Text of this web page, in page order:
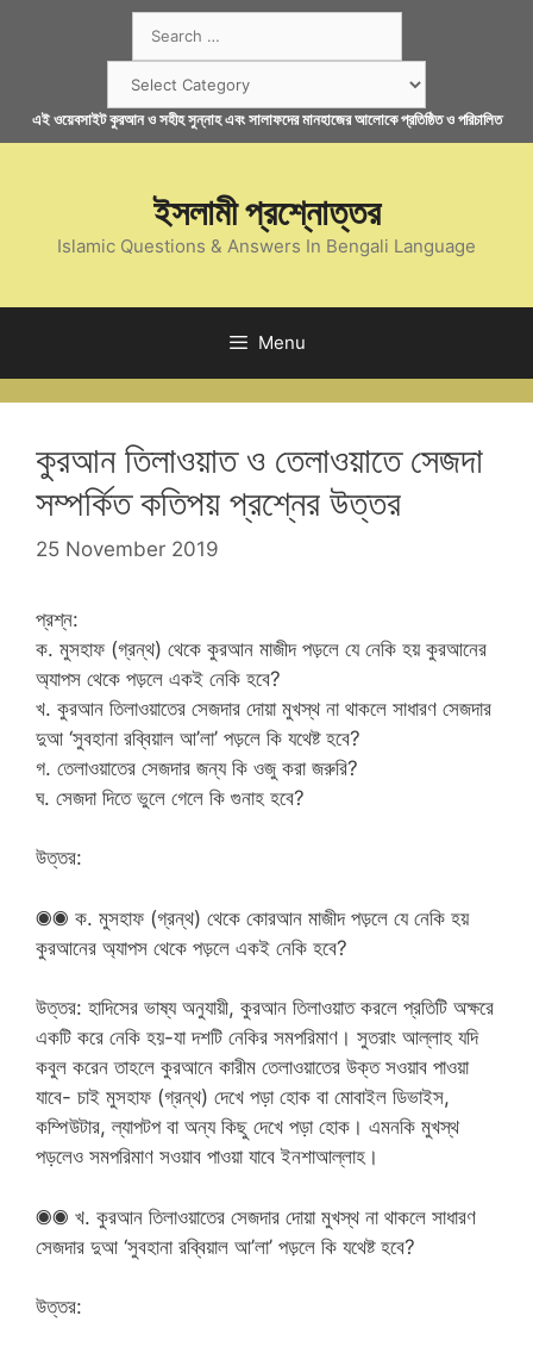
for:
এই ওয়েবসাইট কুরআন ও সহীহ সুন্নাহ এবং সালাফদের মানহাজের আলোকে প্রতিষ্ঠিত ও পরিচালিত
ইসলামী প্রশ্নোত্তর
Islamic Questions & Answers In Bengali Language
Menu
কুরআন তিলাওয়াত ও তেলাওয়াতে সেজদা
সম্পর্কিত কতিপয় প্রশ্নের উত্তর
25 November 2019
প্রশ্ন:
ক. মুসহাফ (গ্রন্থ) থেকে কুরআন মাজীদ পড়লে যে নেকি হয় কুরআনের
অ্যাপস থেকে পড়লে একই নেকি হবে?
খ. কুরআন তিলাওয়াতের সেজদার দোয়া মুখস্থ না থাকলে সাধারণ সেজদার
দুআ ‘সুবহানা রব্বিয়াল আ’লা’ পড়লে কি যথেষ্ট হবে?
গ. তেলাওয়াতের সেজদার জন্য কি ওজু করা জরুরি?
ঘ. সেজদা দিতে ভুলে গেলে কি গুনাহ হবে?
উত্তর:
◉◉ ক. মুসহাফ (গ্রন্থ) থেকে কোরআন মাজীদ পড়লে যে নেকি হয়
কুরআনের অ্যাপস থেকে পড়লে একই নেকি হবে?
উত্তর: হাদিসের ভাষ্য অনুযায়ী, কুরআন তিলাওয়াত করলে প্রতিটি অক্ষরে
একটি করে নেকি হয়-যা দশটি নেকির সমপরিমাণ। সুতরাং আল্লাহ যদি
কবুল করেন তাহলে কুরআনে কারীম তেলাওয়াতের উক্ত সওয়াব পাওয়া
যাবে- চাই মুসহাফ (গ্রন্থ) দেখে পড়া হোক বা মোবাইল ডিভাইস,
কম্পিউটার, ল্যাপটপ বা অন্য কিছু দেখে পড়া হোক। এমনকি মুখস্থ
পড়লেও সমপরিমাণ সওয়াব পাওয়া যাবে ইনশাআল্লাহ।
◉◉ খ. কুরআন তিলাওয়াতের সেজদার দোয়া মুখস্থ না থাকলে সাধারণ
সেজদার দুআ ‘সুবহানা রব্বিয়াল আ’লা’ পড়লে কি যথেষ্ট হবে?
উত্তর: